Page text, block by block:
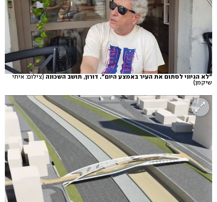
"לא הגיוני לסתום את העיר באמצע היום". דורון, תושב השכונה (צילום: איתי
שיקמן)